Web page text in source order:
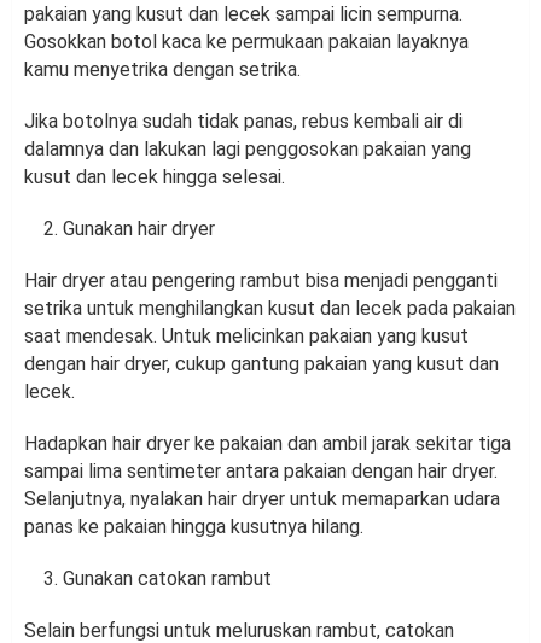
pakaian yang kusut dan lecek sampai licin sempurna.
Gosokkan botol kaca ke permukaan pakaian layaknya
kamu menyetrika dengan setrika.
Jika botolnya sudah tidak panas, rebus kembali air di
dalamnya dan lakukan lagi penggosokan pakaian yang
kusut dan lecek hingga selesai.
Gunakan hair dryer
Hair dryer atau pengering rambut bisa menjadi pengganti
setrika untuk menghilangkan kusut dan lecek pada pakaian
saat mendesak. Untuk melicinkan pakaian yang kusut
dengan hair dryer, cukup gantung pakaian yang kusut dan
lecek.
Hadapkan hair dryer ke pakaian dan ambil jarak sekitar tiga
sampai lima sentimeter antara pakaian dengan hair dryer.
Selanjutnya, nyalakan hair dryer untuk memaparkan udara
panas ke pakaian hingga kusutnya hilang.
Gunakan catokan rambut
Selain berfungsi untuk meluruskan rambut, catokan